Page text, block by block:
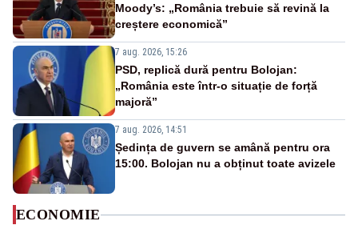
Moody’s: „România trebuie să revină la
creștere economică”
7 aug. 2026, 15:26
PSD, replică dură pentru Bolojan:
„România este într-o situație de forță
majoră”
7 aug. 2026, 14:51
Ședința de guvern se amână pentru ora
15:00. Bolojan nu a obținut toate avizele
ECONOMIE